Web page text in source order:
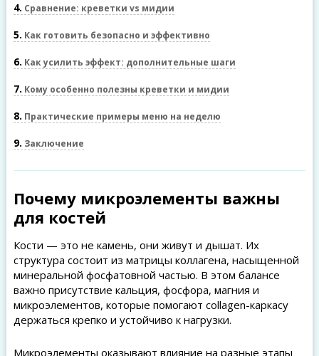
4 Сравнение: креветки vs мидии
5 Как готовить безопасно и эффективно
6 Как усилить эффект: дополнительные шаги
7 Кому особенно полезны креветки и мидии
8 Практические примеры меню на неделю
9 Заключение
Почему микроэлементы важны
для костей
Кости — это не камень, они живут и дышат. Их
структура состоит из матрицы коллагена, насыщенной
минеральной фосфатовной частью. В этом балансе
важно присутствие кальция, фосфора, магния и
микроэлементов, которые помогают collagen-каркасу
держаться крепко и устойчиво к нагрузки.
Микроэлементы оказывают влияние на разные этапы